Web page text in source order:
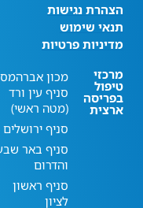
הצהרת נגישות
תנאי שימוש
מדיניות פרטיות
מרכזי
טיפול
בפריסה
ארצית
מכון
סניף עין ורד
(מטה ראשי)
סניף ירושלים
סניף באר
והדרום
סניף ראשון
לציון